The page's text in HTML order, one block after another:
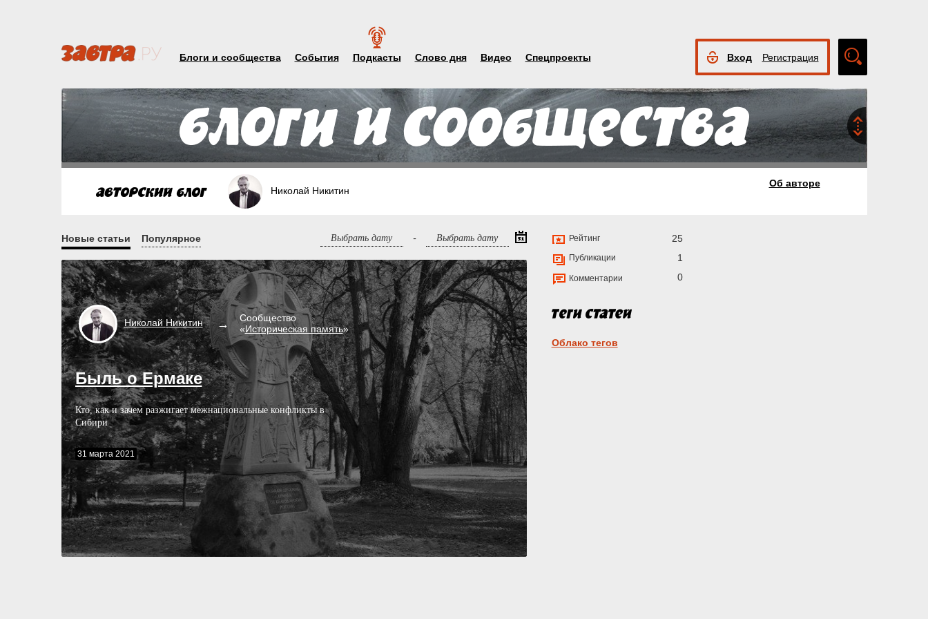
Блоги и сообщества События Подкасты Слово дня Видео Спецпроекты Вход Регистрация
поиск
Николай Никитин
Об авторе
Новые статьи Популярное -
Николай Никитин
Сообщество
«Историческая память»
Быль о Ермаке
Кто, как и зачем разжигает межнациональные конфликты в
Сибири
31 марта 2021
Рейтинг 25
Публикации 1
Комментарии 0
Облако тегов